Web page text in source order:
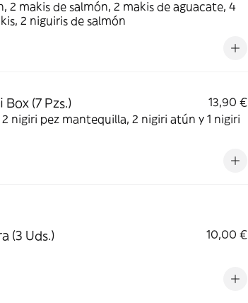
4
2 niguiris de salmón
(7 Pzs.)
13,90 €
nigiri pez mantequilla, 2 nigiri atún y 1 nigiri
(3 Uds.)
10,00 €